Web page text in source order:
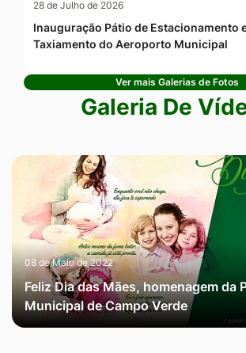
28 de Julho de 2026
Inauguração Pátio de Estacionamento
Taxiamento do Aeroporto Municipal
Ver mais Galerias de Fotos
Galeria De
08 de Maio de 2022
Feliz Dia das Mães, homenagem da
Municipal de Campo Verde